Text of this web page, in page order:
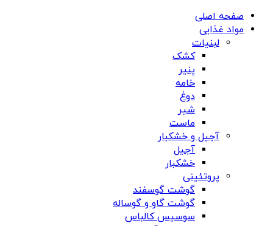
صفحه اصلی
مواد غذایی
لبنیات
کشک
پنیر
خامه
دوغ
شیر
ماست
آجیل و خشکبار
آجیل
خشکبار
پروتئینی
گوشت گوسفند
گوشت گاو و گوساله
سوسیس کالباس